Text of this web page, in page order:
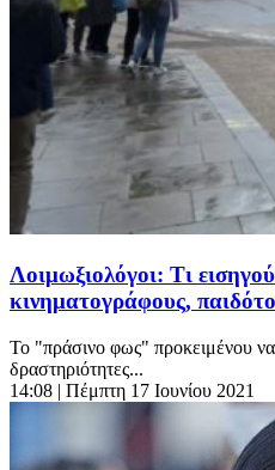
Λοιμωξιολόγοι: Τι
κινηματογράφους,
Το "πράσινο φως" προκειμένου να
δραστηριότητες...
14:08 | Πέμπτη 17 Ιουνίου 2021